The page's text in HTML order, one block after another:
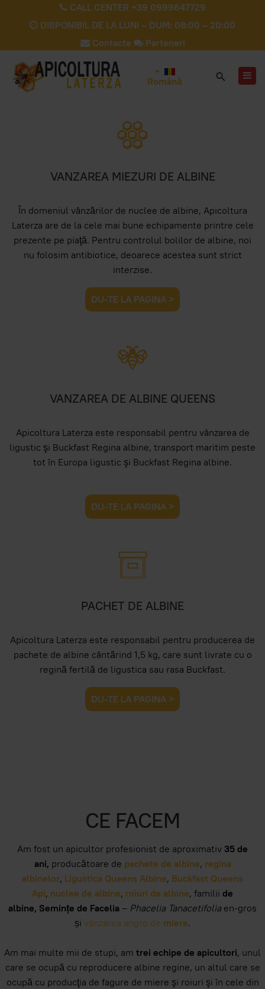
CALL CENTER +39 0999647729
DISPONIBIL DE LA LUNI – DUM: 08:00 – 20:00
Contacte
Parteneri
Română
VANZAREA MIEZURI DE ALBINE
În domeniul vânzărilor de nuclee de albine, Apicoltura
Laterza are de la cele mai bune echipamente printre cele
prezente pe piaţă. Pentru controlul bolilor de albine, noi
nu folosim antibiotice, deoarece acestea sunt strict
interzise.
DU-TE LA PAGINA >
VANZAREA DE ALBINE QUEENS
Apicoltura Laterza este responsabil pentru vânzarea de
ligustic şi Buckfast Regina albine, transport maritim peste
tot în Europa ligustic şi Buckfast Regina albine.
DU-TE LA PAGINA >
PACHET DE ALBINE
Apicoltura Laterza este responsabil pentru producerea de
pachete de albine cântărind 1,5 kg, care sunt livrate cu o
regină fertilă de ligustica sau rasa Buckfast.
DU-TE LA PAGINA >
CE FACEM
Am fost un apicultor profesionist de aproximativ 35 de
ani, producătoare de pachete de albine, regina
albinelor, Ligustica Queens Albine, Buckfast Queens
Api, nuclee de albine, roiuri de albine, familii de
albine, Semințe de Facelia – Phacelia Tanacetifoliaen-gros
și vânzarea angro de miere.
Am mai multe mii de stupi, am trei echipe de apicultori, unul
care se ocupă cu reproducere albine regine, un altul care se
ocupă cu producţia de fagure de miere şi roiuri şi în cele din